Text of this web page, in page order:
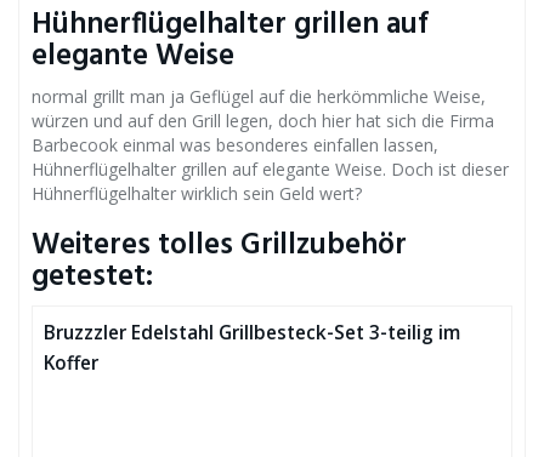
Hühnerflügelhalter grillen auf
elegante Weise
normal grillt man ja Geflügel auf die herkömmliche Weise,
würzen und auf den Grill legen, doch hier hat sich die Firma
Barbecook einmal was besonderes einfallen lassen,
Hühnerflügelhalter grillen auf elegante Weise. Doch ist dieser
Hühnerflügelhalter wirklich sein Geld wert?
Weiteres tolles Grillzubehör
getestet:
Bruzzzler Edelstahl Grillbesteck-Set 3-teilig im
Koffer